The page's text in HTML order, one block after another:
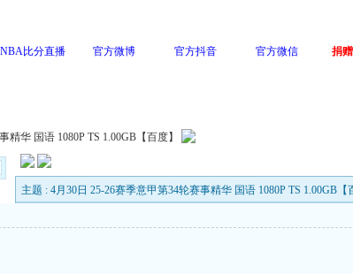
NBA比分直播 官方微博 官方抖音 官方微信 捐
精华 国语 1080P TS 1.00GB【百度】
主题 : 4月30日 25-26赛季意甲第34轮赛事精华 国语 1080P TS 1.00GB【